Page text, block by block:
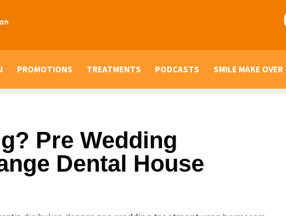
PROMOTIONS TREATMENTS PODCASTS SMILE MAKE OVER
Pre Wedding
Dental House